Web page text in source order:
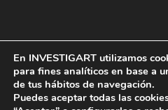
Política de Privacidad|Aviso
Investigart Copyright © 2019. |
En INVESTIGART utilizamos
para fines analíticos en base a
de tus hábitos de navegación.
Puedes aceptar todas las